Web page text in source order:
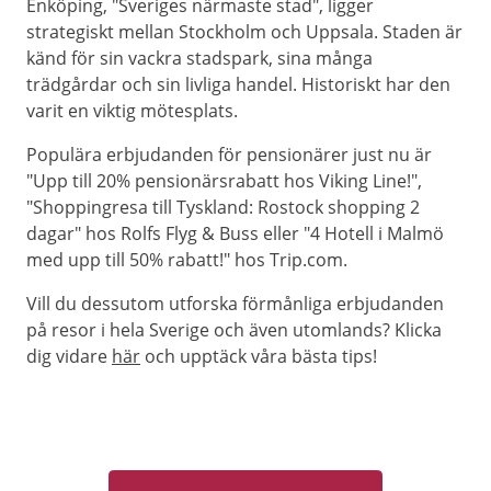
Enköping, "Sveriges närmaste stad", ligger
strategiskt mellan Stockholm och Uppsala. Staden är
känd för sin vackra stadspark, sina många
trädgårdar och sin livliga handel. Historiskt har den
varit en viktig mötesplats.
Populära erbjudanden för pensionärer just nu är
"Upp till 20% pensionärsrabatt hos Viking Line!",
"Shoppingresa till Tyskland: Rostock shopping 2
dagar" hos Rolfs Flyg & Buss eller "4 Hotell i Malmö
med upp till 50% rabatt!" hos Trip.com.
Vill du dessutom utforska förmånliga erbjudanden
på resor i hela Sverige och även utomlands? Klicka
dig vidare här och upptäck våra bästa tips!